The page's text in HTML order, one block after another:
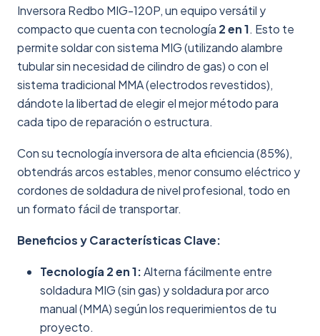
Inversora Redbo MIG-120P, un equipo versátil y
compacto que cuenta con tecnología 2 en 1. Esto te
permite soldar con sistema MIG (utilizando alambre
tubular sin necesidad de cilindro de gas) o con el
sistema tradicional MMA (electrodos revestidos),
dándote la libertad de elegir el mejor método para
cada tipo de reparación o estructura.
Con su tecnología inversora de alta eficiencia (85%),
obtendrás arcos estables, menor consumo eléctrico y
cordones de soldadura de nivel profesional, todo en
un formato fácil de transportar.
Beneficios y Características Clave:
Tecnología 2 en 1:Alterna fácilmente entre
soldadura MIG (sin gas) y soldadura por arco
manual (MMA) según los requerimientos de tu
proyecto.